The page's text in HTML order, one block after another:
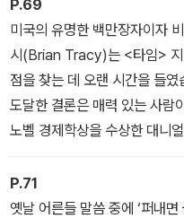
P.69
미국의 유명한 백만장자이자
시(Brian Tracy)는 <타임> 지
점을 찾는 데 오랜 시간을 들
도달한 결론은 매력 있는 사람
노벨 경제학상을 수상한 대
역시 성공을 위한 가장 중요한
로 매력이라고 말했죠.
P.71
옛날 어른들 말씀 중에 ‘퍼내